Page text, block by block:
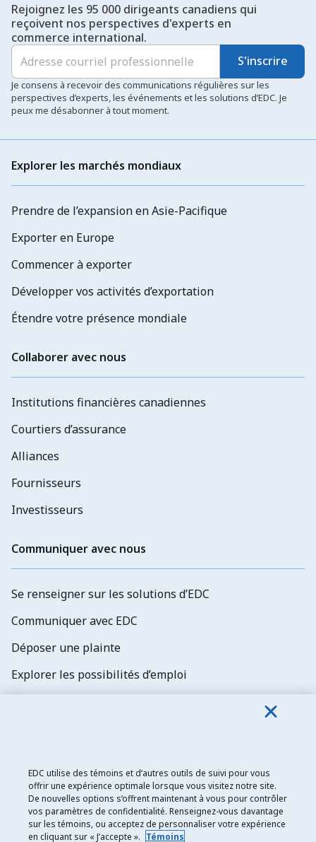
Rejoignez les 95 000 dirigeants canadiens qui
reçoivent nos perspectives d'experts en
commerce international.
S'inscrire
Je consens à recevoir des communications régulières sur les
perspectives d’experts, les événements et les solutions d’EDC. Je
peux me désabonner à tout moment.
Explorer les marchés mondiaux
Prendre de l’expansion en Asie-Pacifique
Exporter en Europe
Commencer à exporter
Développer vos activités d’exportation
Étendre votre présence mondiale
Collaborer avec nous
Institutions financières canadiennes
Courtiers d’assurance
Alliances
Fournisseurs
Investisseurs
Communiquer avec nous
Se renseigner sur les solutions d’EDC
Communiquer avec EDC
Déposer une plainte
Explorer les possibilités d’emploi
Exportation et développement Canada
Énoncé de confidentialité
EDC utilise des témoins et d’autres outils de suivi pour vous
offrir une expérience optimale lorsque vous visitez notre site.
De nouvelles options s’offrent maintenant à vous pour contrôler
vos paramètres de confidentialité. Renseignez-vous davantage
sur les témoins, ou acceptez de personnaliser votre expérience
en cliquant sur « J’accepte ». Témoins